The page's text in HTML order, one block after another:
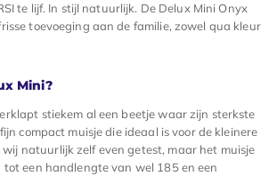
te lijf. In stijl natuurlijk. De Delux Mini Onyx
toevoeging aan de familie, zowel qua kleur
Mini?
stiekem al een beetje waar zijn sterkste
compact muisje die ideaal is voor de kleinere
natuurlijk zelf even getest, maar het muisje
tot een handlengte van wel 185 en een